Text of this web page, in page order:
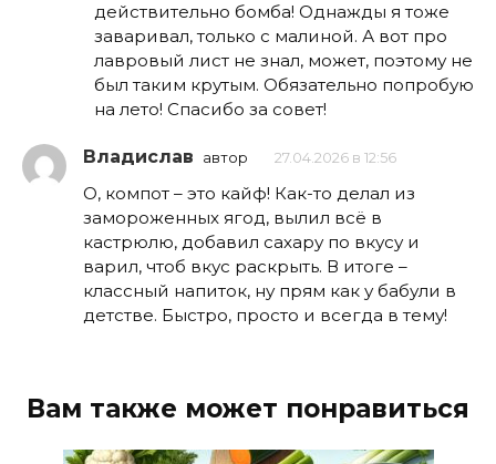
действительно бомба! Однажды я тоже
заваривал, только с малиной. А вот про
лавровый лист не знал, может, поэтому не
был таким крутым. Обязательно попробую
на лето! Спасибо за совет!
Владислав автор 27.04.2026 в 12:56
О, компот – это кайф! Как-то делал из
замороженных ягод, вылил всё в
кастрюлю, добавил сахару по вкусу и
варил, чтоб вкус раскрыть. В итоге –
классный напиток, ну прям как у бабули в
детстве. Быстро, просто и всегда в тему!
Вам также может понравиться